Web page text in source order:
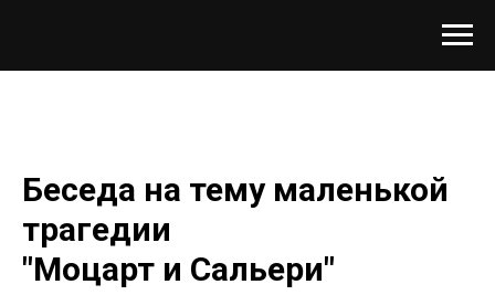
Беседа на тему маленькой
трагедии
"Моцарт и Сальери"